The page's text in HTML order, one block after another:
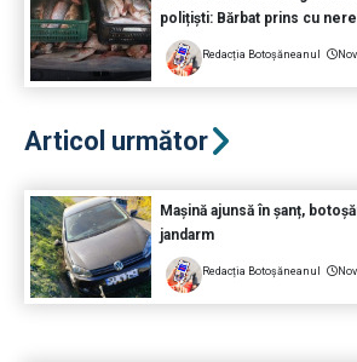
polițiști: Bărbat prins cu
Redacția Botoșăneanul
Articol următor
Mașină ajunsă în șanț,
jandarm
Redacția Botoșăneanul